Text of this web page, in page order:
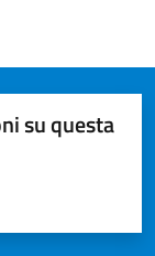
su questa